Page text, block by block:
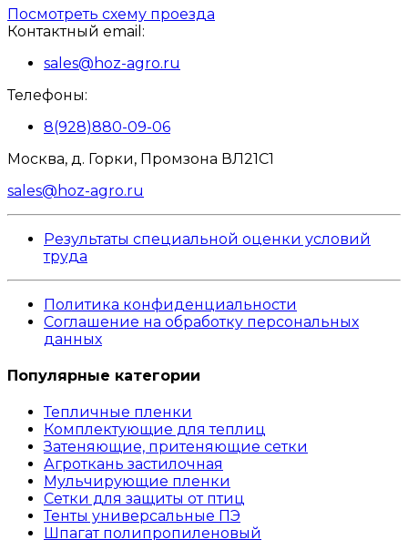
Посмотреть схему проезда
Контактный email:
sales@hoz-agro.ru
Телефоны:
8(928)880-09-06
Москва, д. Горки, Промзона ВЛ21С1
sales@hoz-agro.ru
Результаты специальной оценки условий
труда
Политика конфиденциальности
Соглашение на обработку персональных
данных
Популярные категории
Тепличные пленки
Комплектующие для теплиц
Затеняющие, притеняющие сетки
Агроткань застилочная
Мульчирующие пленки
Сетки для защиты от птиц
Тенты универсальные ПЭ
Шпагат полипропиленовый